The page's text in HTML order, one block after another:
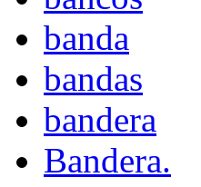
banda
bandas
bandera
Bandera.